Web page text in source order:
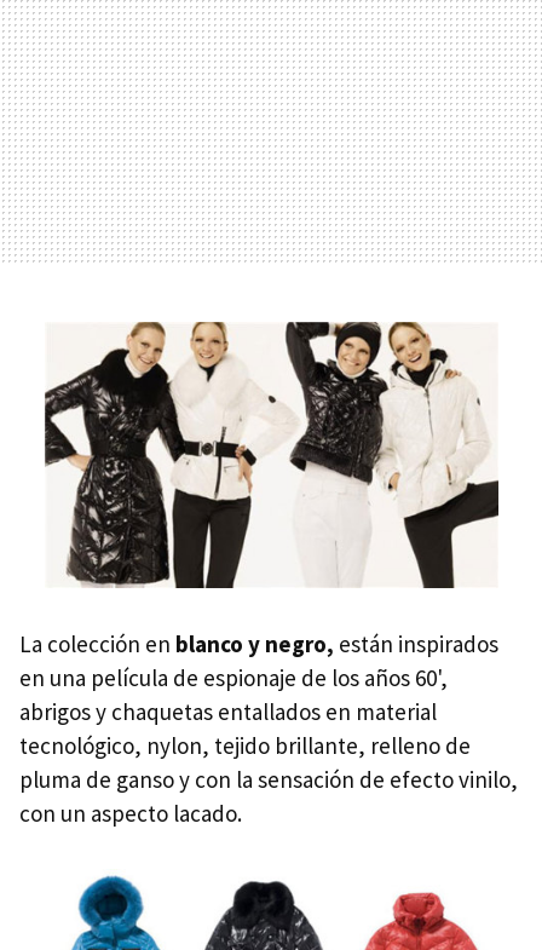
La colección en blanco y negro, están inspirados
en una película de espionaje de los años 60',
abrigos y chaquetas entallados en material
tecnológico, nylon, tejido brillante, relleno de
pluma de ganso y con la sensación de efecto vinilo,
con un aspecto lacado.